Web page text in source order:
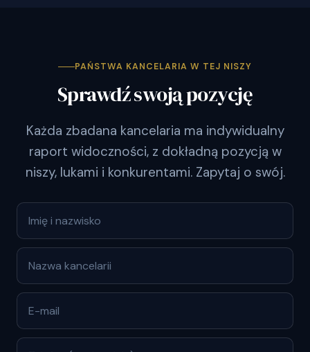
PAŃSTWA KANCELARIA W TEJ NISZY
Sprawdź swoją pozycję
Każda zbadana kancelaria ma indywidualny
raport widoczności, z dokładną pozycją w
niszy, lukami i konkurentami. Zapytaj o swój.